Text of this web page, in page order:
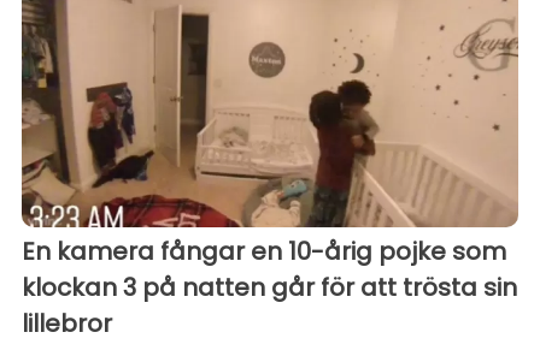
En kamera fångar en 10-årig pojke som
klockan 3 på natten går för att trösta sin
lillebror